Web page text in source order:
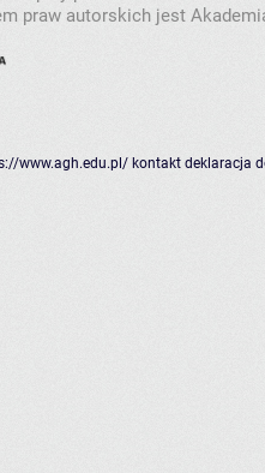
praw autorskich jest
www.agh.edu.pl/ kontakt deklaracja